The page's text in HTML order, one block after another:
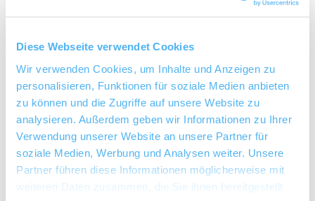
Diese Webseite verwendet Cookies
Wir verwenden Cookies, um Inhalte und Anzeigen zu
personalisieren, Funktionen für soziale Medien anbieten
zu können und die Zugriffe auf unsere Website zu
analysieren. Außerdem geben wir Informationen zu Ihrer
Verwendung unserer Website an unsere Partner für
soziale Medien, Werbung und Analysen weiter. Unsere
Partner führen diese Informationen möglicherweise mit
weiteren Daten zusammen, die Sie ihnen bereitgestellt
1783 wurde unser Weingut in Nierstein gegründet und
das erlernte Handwerk, sowie die Hingabe und
Leidenschaft prägen seither unsere Familie. Unsere
oberste Maxime ist die Konzentration auf das
Wesentliche: "Aus hochwertigen Trauben, durch
bewussten Umgang mit der Natur , hochwertige
Weine zu erzeugen." Im Vordergrund steht dabei
immer das Bestreben, alle Inhaltsstoffe, die eine
Traube entwickelt, dem Wein zu erhalten. Diese